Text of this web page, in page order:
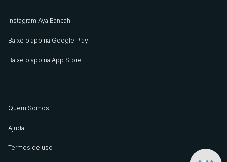
Instagram Aya Bancah
Baixe o app na Google Play
Baixe o app na App Store
Quem Somos
Ajuda
Termos de uso